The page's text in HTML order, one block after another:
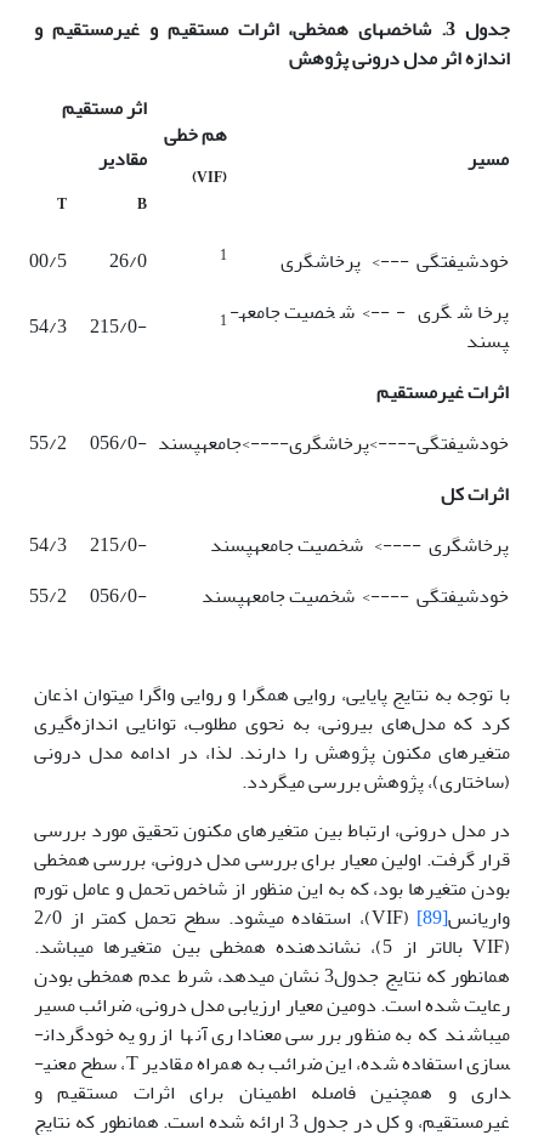
جدول 3. شاخص­های هم­خطی، اثرات مستقیم و غیرمستقیم و
اندازه اثر مدل درونی پژوهش
مسیر
هم خطی
(VIF)
اثر مستقیم
مقادیر
B
T
خودشیفتگی ---> پرخاشگری 1
26/0
00/5
پرخاشگری ---> شخصیت جامعه­
پسند
1
-215/0
54/3
اثرات غیرمستقیم
خودشیفتگی---->پرخاشگری---->جامعه­پسند -056/0
55/2
اثرات کل
پرخاشگری ----> شخصیت جامعه­پسند
-215/0
54/3
خودشیفتگی ----> شخصیت جامعه­پسند
-056/0
55/2
با توجه به نتایج پایایی، روایی همگرا و روایی واگرا می­توان اذعان
کرد که مدل‌های بیرونی، به نحوی مطلوب، توانایی اندازه‌گیری
متغیرهای مکنون پژوهش را دارند. لذا، در ادامه مدل درونی
(ساختاری)، پژوهش بررسی می­گردد.
در مدل درونی، ارتباط بین متغیرهای مکنون تحقیق مورد بررسی
قرار گرفت. اولین معیار برای بررسی مدل درونی، بررسی هم­خطی
بودن متغیرها بود، که به این منظور از شاخص تحمل و عامل تورم
واریانس[89]
(VIF)، استفاده می­شود. سطح تحمل کمتر از 2/0
(VIF بالاتر از 5)، نشان­دهنده هم­خطی بین متغیرها می­باشد.
همانطور که نتایج جدول­3 نشان می­دهد، شرط عدم هم­خطی بودن
رعایت شده است. دومین معیار ارزیابی مدل درونی، ضرائب مسیر
می­باشند که به منظور بررسی معناداری آن­ها از رویه خودگردان­
سازی استفاده شده، این ضرائب به همراه مقادیر T، سطح معنی­
داری و همچنین فاصله اطمینان برای اثرات مستقیم و
غیرمستقیم، و کل در جدول 3 ارائه شده است. همانطور که نتایج